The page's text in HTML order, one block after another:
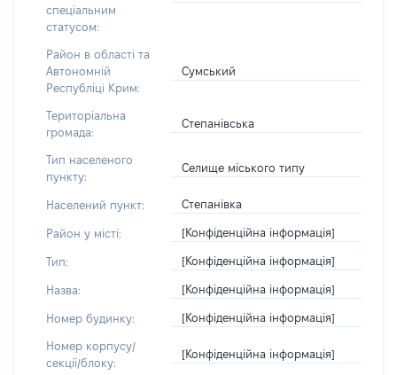
спеціальним
статусом:
Район в області та
Автономній
Республіці Крим:
Сумський
Територіальна
громада:
Степанівська
Тип населеного
пункту:
Селище міського типу
Населений пункт: Степанівка
Район у місті: [Конфіденційна інформація]
Тип: [Конфіденційна інформація]
Назва: [Конфіденційна інформація]
Номер будинку: [Конфіденційна інформація]
Номер корпусу/
секції/блоку:
[Конфіденційна інформація]